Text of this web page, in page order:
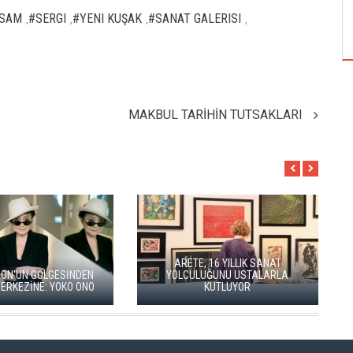
#SERGI #YENI KUŞAK #SANAT GALERISI
MAKBUL TARİHİN TUTSAKLARI
ARETE, 16 YILLIK SANAT
YOLCULUĞUNU USTALARLA
KUTLUYOR
"ŞEHRİ BİZ
TELEFONUMUZ
GÖSTERİSİNİ DENİZ GÖKTAŞ'LA YAPACAK